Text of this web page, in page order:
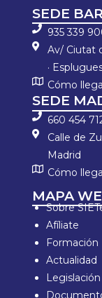
SEDE
935 339
Av/ Ciutat
·
Cómo
SEDE
660 454
Calle de
Madrid
Cómo
MAPA
Sobre
Afíliate
Formación
Actualidad
Legislación